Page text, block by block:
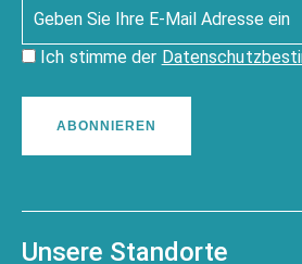
Ich stimme der
ABONNIEREN
Unsere Standorte